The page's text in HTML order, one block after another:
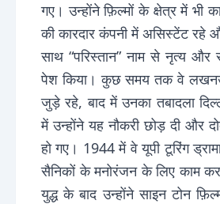
गए। उन्होंने फ़िल्मों के क्षेत्र में भी
की कारदार कंपनी में असिस्टेंट रहे
साथ “परिस्तान” नाम से नृत्य और
पेश किया। कुछ समय तक वे
जुड़े रहे, बाद में उनका तबादला
में उन्होंने यह नौकरी छोड़ दी और
हो गए। 1944 में वे यूपी टूरिंग
सैनिकों के मनोरंजन के लिए काम
युद्ध के बाद उन्होंने साइन टोन